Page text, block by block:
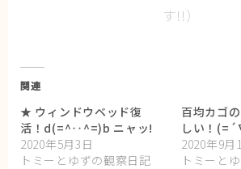
す!!）
関連
★ ウィンドウベッド復
活！d(=^‥^=)b ニャッ!
2020年5月3日
トミーとゆずの観察日記
百均カゴ
しい！
2020年9月
トミーと